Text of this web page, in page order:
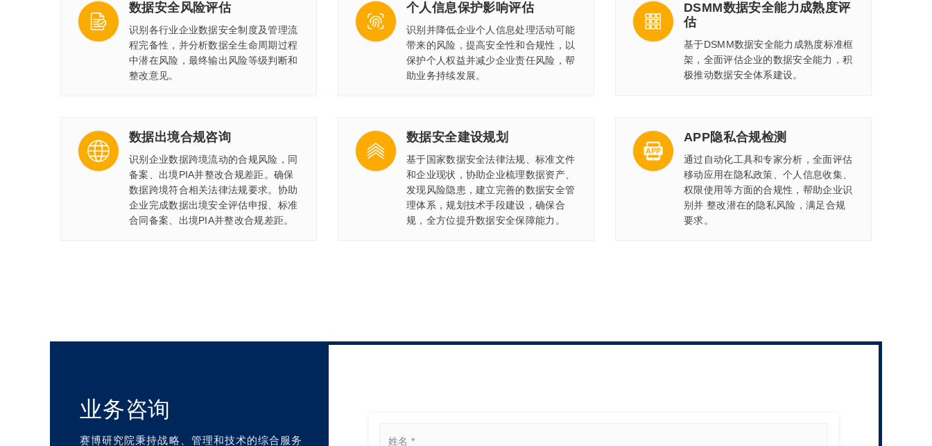
数据安全风险评估
识别各行业企业数据安全制度及管理流
程完备性，并分析数据全生命周期过程
中潜在风险，最终输出风险等级判断和
整改意见。
个人信息保护影响评估
识别并降低企业个人信息处理活动可能
带来的风险，提高安全性和合规性，以
保护个人权益并减少企业责任风险，帮
助业务持续发展。
DSMM数据安全能力成熟度评
估
基于DSMM数据安全能力成熟度标准框
架，全面评估企业的数据安全能力，积
极推动数据安全体系建设。
数据出境合规咨询
识别企业数据跨境流动的合规风险，同
备案、出境PIA并整改合规差距。确保
数据跨境符合相关法律法规要求。协助
企业完成数据出境安全评估申报、标准
合同备案、出境PIA并整改合规差距。
数据安全建设规划
基于国家数据安全法律法规、标准文件
和企业现状，协助企业梳理数据资产、
发现风险隐患，建立完善的数据安全管
理体系，规划技术手段建设，确保合
规，全方位提升数据安全保障能力。
APP隐私合规检测
通过自动化工具和专家分析，全面评估
移动应用在隐私政策、个人信息收集、
权限使用等方面的合规性，帮助企业识
别并 整改潜在的隐私风险，满足合规
要求。
业务咨询
赛博研究院秉持战略、管理和技术的综合服务